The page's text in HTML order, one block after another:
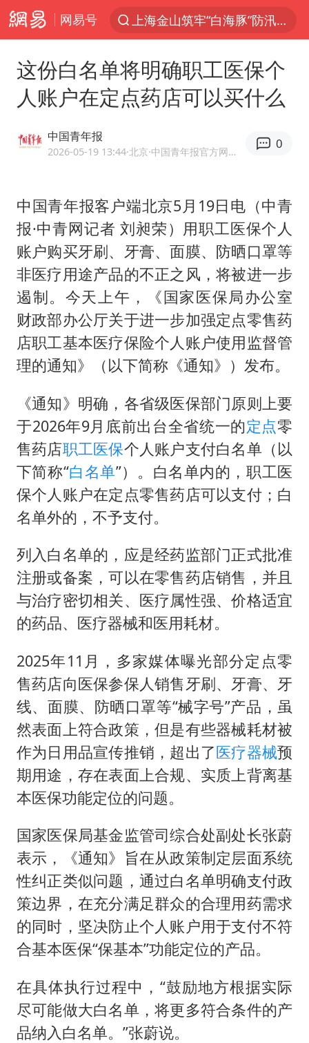
网易号
上海金山筑牢“白海豚”防汛屏障
白海豚对华东华北影响会大于巴威
于东来回应胖东来近25年老店年底关闭
全球最大级别运输船通过长江大桥
上海全力守护市民“菜篮子”
国足U17与阿森纳决赛取消 并列冠军
白海豚北上或致京津冀暴雨
构建更高水平的全民健身公共服务体系
上门女婿出轨女邻居多年被判重婚罪
香港刷新1884年以来最高气温纪录
新疆一婚礼线上邀请引热议
存款市场为何两极分化
云南一男子胃中取出180颗铁钉
以军士兵把枪口对准中国记者
总书记点赞的非遗苗绣焕发新生机
这份白名单将明确职工医保个
人账户在定点药店可以买什么
中国青年报
2026-05-19 13:44·北京 ·中国青年报官方网易号
0
中国青年报客户端北京5月19日电（中青
报·中青网记者 刘昶荣）用职工医保个人
账户购买牙刷、牙膏、面膜、防晒口罩等
非医疗用途产品的不正之风，将被进一步
遏制。今天上午，《国家医保局办公室
财政部办公厅关于进一步加强定点零售药
店职工基本医疗保险个人账户使用监督管
理的通知》（以下简称《通知》）发布。
《通知》明确，各省级医保部门原则上要
于2026年9月底前出台全省统一的定点零
售药店职工医保个人账户支付白名单（以
下简称“白名单”）。白名单内的，职工医
保个人账户在定点零售药店可以支付；白
名单外的，不予支付。
列入白名单的，应是经药监部门正式批准
注册或备案，可以在零售药店销售，并且
与治疗密切相关、医疗属性强、价格适宜
的药品、医疗器械和医用耗材。
2025年11月，多家媒体曝光部分定点零
售药店向医保参保人销售牙刷、牙膏、牙
线、面膜、防晒口罩等“械字号”产品，虽
然表面上符合政策，但是有些器械耗材被
作为日用品宣传推销，超出了医疗器械预
期用途，存在表面上合规、实质上背离基
本医保功能定位的问题。
国家医保局基金监管司综合处副处长张蔚
表示，《通知》旨在从政策制定层面系统
性纠正类似问题，通过白名单明确支付政
策边界，在充分满足群众的合理用药需求
的同时，坚决防止个人账户用于支付不符
合基本医保“保基本”功能定位的产品。
在具体执行过程中，“鼓励地方根据实际
尽可能做大白名单，将更多符合条件的产
品纳入白名单。”张蔚说。